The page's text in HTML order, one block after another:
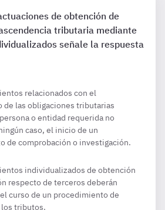
de obtención de
tributaria mediante
señale la respuesta
relacionados con el
las obligaciones tributarias
o entidad requerida no
caso, el inicio de un
de comprobación o investigación.
individualizados de obtención
respecto de terceros deberán
curso de un procedimiento de
tributos.